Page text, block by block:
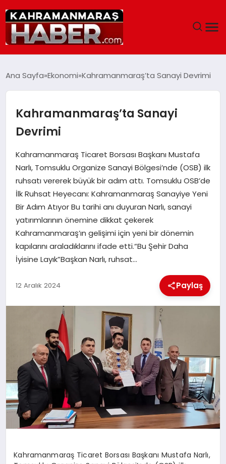
SIYASET
EĞITIM
SAĞLIK
GENEL
SPOR
İLÇE HABERLERI
YAZARLAR
KÜNYE
Ana Sayfa Ekonomi Kahramanmaraş’ta Sanayi Devrimi
Kahramanmaraş’ta Sanayi
Devrimi
Kahramanmaraş Ticaret Borsası Başkanı Mustafa
Narlı, Tomsuklu Organize Sanayi Bölgesi’nde (OSB) ilk
ruhsatı vererek büyük bir adım attı. Tomsuklu OSB’de
İlk Ruhsat Heyecanı: Kahramanmaraş Sanayiye Yeni
Bir Adım Atıyor Bu tarihi anı duyuran Narlı, sanayi
yatırımlarının önemine dikkat çekerek
Kahramanmaraş’ın gelişimi için yeni bir dönemin
kapılarını araladıklarını ifade etti.“Bu Şehir Daha
İyisine Layık”Başkan Narlı, ruhsat…
12 Aralık 2024 Paylaş
Kahramanmaraş Ticaret Borsası Başkanı Mustafa Narlı,